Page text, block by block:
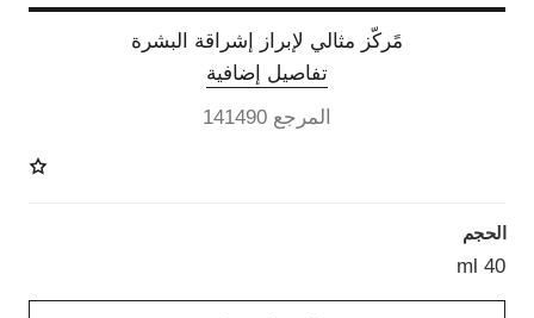
مًركّز مثالي لإبراز إشراقة البشرة
تفاصيل إضافية
المرجع 141490
الحجم
40 ml